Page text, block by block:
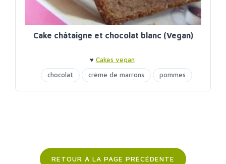
Cake châtaigne et chocolat blanc (Vegan)
♥ Cakes vegan
chocolat
crème de marrons pommes
RETOUR À LA PAGE PRÉCÉDENTE